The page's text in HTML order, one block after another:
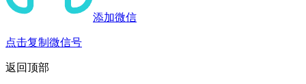
添加微信
点击复制微信号
返回顶部